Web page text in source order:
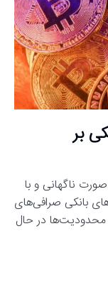
بر
ناگهانی و با
حساب‌های بانکی صرافی‌های
محدودیت‌ها در حال